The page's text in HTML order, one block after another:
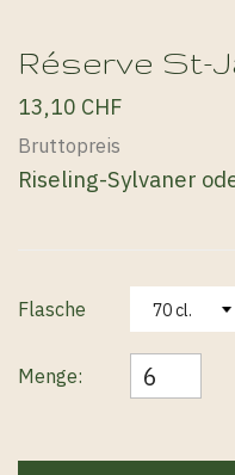
Réserve St-
13,10 CHF
Bruttopreis
Riseling-Sylvaner
Flasche
Menge: